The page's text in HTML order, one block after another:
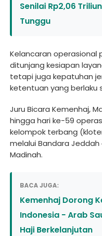
Senilai Rp2,06
Tunggu
Kelancaran operasional
ditunjang kesiapan
tetapi juga kepatuhan
ketentuan yang berlaku
Juru Bicara Kemenhaj,
hingga hari ke-59
kelompok terbang
melalui Bandara
Madinah.
BACA JUGA:
Kemenhaj Dorong
Indonesia - Arab
Haji Berkelanjutan